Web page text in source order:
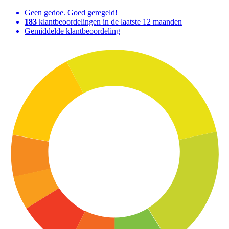
Geen gedoe. Goed geregeld!
183 klantbeoordelingen in de laatste 12 maanden
Gemiddelde klantbeoordeling